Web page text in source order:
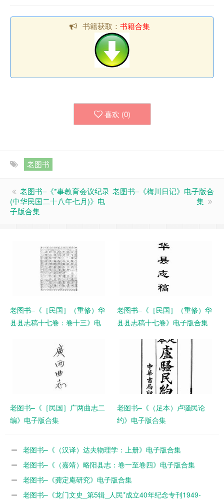
书籍获取： 书籍合集
喜欢 (0)
老图书
老图书–《*事教育会议纪录
(中华民国二十八年七月)》电
子版合集
老图书–《梅川日记》电子版合
集
老图书–《［民国］（重修）华
县县志稿十七卷：卷十三》电
老图书–《［民国］（重修）华
县县志稿十七卷》电子版合集
老图书–《［民国］广两曲志二
编》电子版合集
老图书–《（足本）卢骚民论
约》电子版合集
老图书–《（汉译）达夫物理学：上册》电子版合集
老图书–《（嘉靖）略阳县志：卷一至卷四》电子版合集
老图书–《龚定庵研究》电子版合集
老图书–《龙门文史_第5辑_人民*成立40年纪念专刊1949-